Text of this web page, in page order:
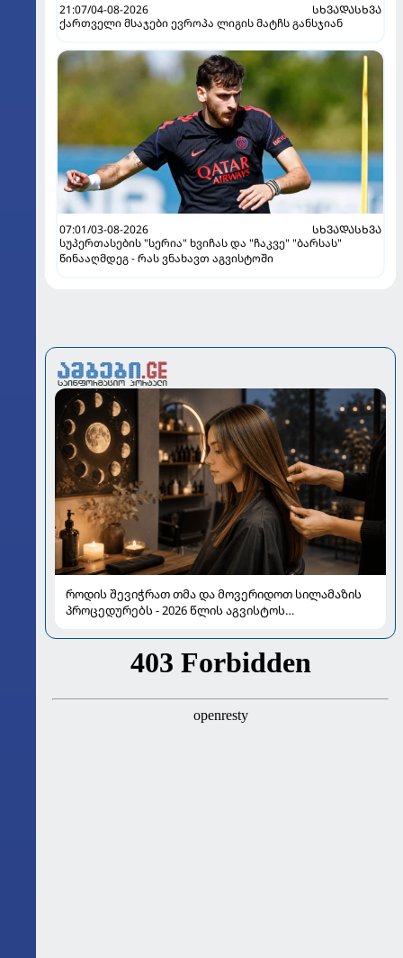
21:07/04-08-2026
ᲡᲮᲕᲐᲓᲐᲡᲮᲕᲐ
ქართველი მსაჯები ევროპა ლიგის მატჩს განსჯიან
07:01/03-08-2026
ᲡᲮᲕᲐᲓᲐᲡᲮᲕᲐ
სუპერთასების "სერია" ხვიჩას და "ჩაკვე" "ბარსას"
წინააღმდეგ - რას ვნახავთ აგვისტოში
როდის შევიჭრათ თმა და მოვერიდოთ სილამაზის
პროცედურებს - 2026 წლის აგვისტოს